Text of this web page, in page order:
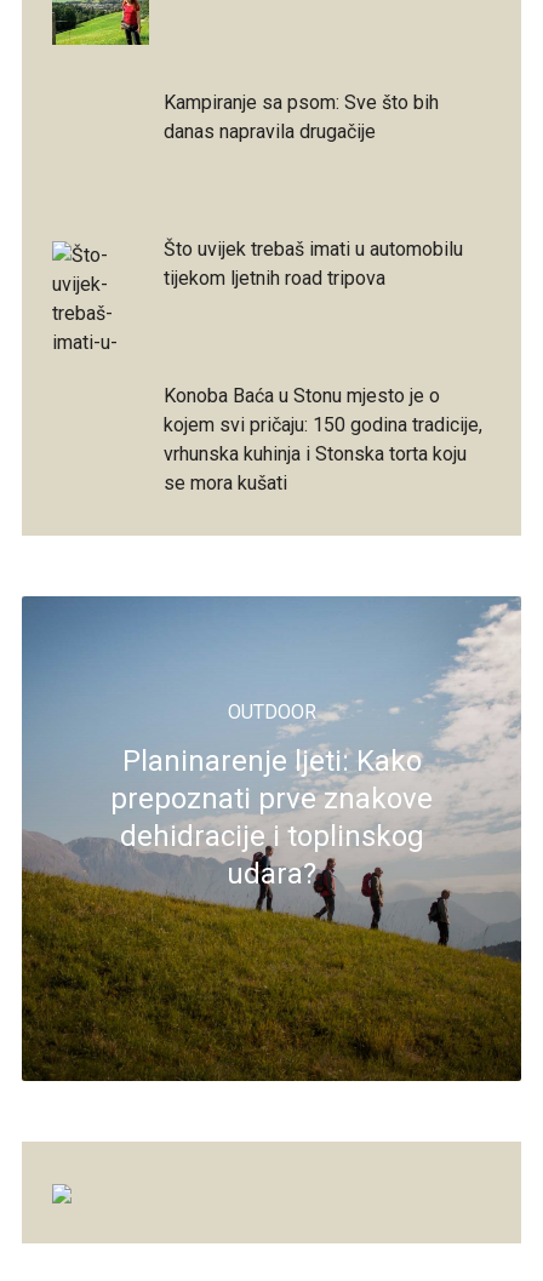
Kampiranje sa psom: Sve što bih
danas napravila drugačije
Što uvijek trebaš imati u automobilu
tijekom ljetnih road tripova
Konoba Baća u Stonu mjesto je o
kojem svi pričaju: 150 godina tradicije,
vrhunska kuhinja i Stonska torta koju
se mora kušati
OUTDOOR
Planinarenje ljeti: Kako
prepoznati prve znakove
dehidracije i toplinskog
udara?